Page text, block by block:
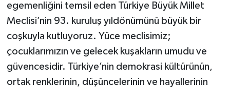
egemenliğini temsil eden Türkiye Büyük Millet
Meclisi’nin 93. kuruluş yıldönümünü büyük bir
coşkuyla kutluyoruz. Yüce meclisimiz;
çocuklarımızın ve gelecek kuşakların umudu ve
güvencesidir. Türkiye’nin demokrasi kültürünün,
ortak renklerinin, düşüncelerinin ve hayallerinin